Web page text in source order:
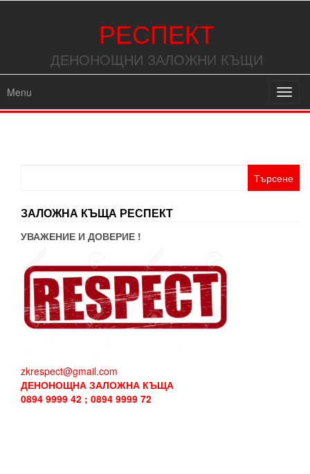
РЕСПЕКТ
ДЕНОНОЩНИ ЗАЛОЖНИ КЪЩИ
Menu
ЗАЛОЖНА КЪЩА РЕСПЕКТ
УВАЖЕНИЕ И ДОВЕРИЕ !
zkrespect@gmail.com
ДЕНОНОЩНА ЗАЛОЖНА КЪЩА
0894 9999 42 ; 0894 9999 72